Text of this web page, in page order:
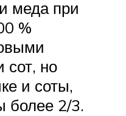
меда при
%
сот, но
и соты,
более 2/3.